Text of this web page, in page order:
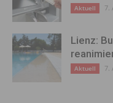
Aktuell 7.
Lienz:
Aktuell 7.